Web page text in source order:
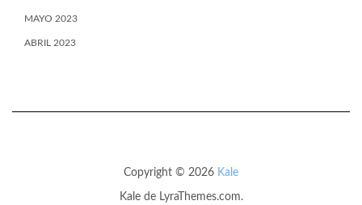
MAYO 2023
ABRIL 2023
Copyright © 2026 Kale
Kalede LyraThemes.com.